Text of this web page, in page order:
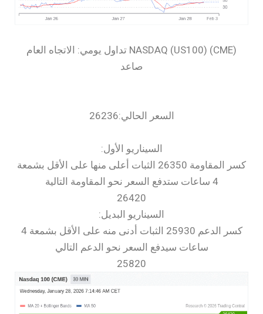
‏NASDAQ (US100) (CME) تداول يومي: الاتجاه العام
صاعد
السعر الحالي:26236
السيناريو الأول:
كسر المقاومة 26350 الثبات أعلى منها على الأقل بشمعة
4 ساعات ستدفع السعر نحو المقاومة التالية
26420
السيناريو البديل:
كسر الدعم 25930 الثبات أدنى منه على الأقل بشمعة 4
ساعات سيدفع السعر نحو الدعم التالي
25820